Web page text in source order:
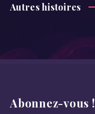
Autres histoires
Abonnez-vous !